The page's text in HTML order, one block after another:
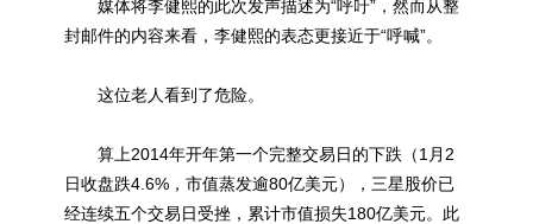
媒体将李健熙的此次发声描述为“呼吁”，然而从整
封邮件的内容来看，李健熙的表态更接近于“呼喊”。
这位老人看到了危险。
算上2014年开年第一个完整交易日的下跌（1月2
日收盘跌4.6%，市值蒸发逾80亿美元），三星股价已
经连续五个交易日受挫，累计市值损失180亿美元。此